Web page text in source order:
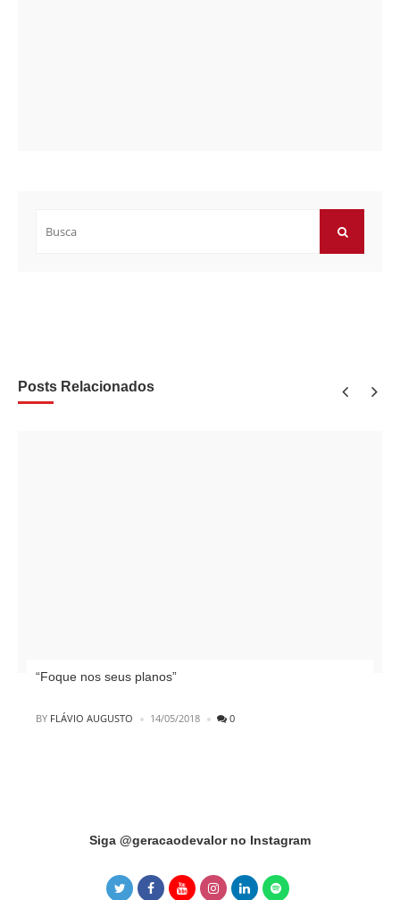
por:
Posts Relacionados
“Foque nos seus planos”
POSTED
BY FLÁVIO AUGUSTO 14/05/2018 0
Instagram did not return a 200.
Siga @geracaodevalor no Instagram